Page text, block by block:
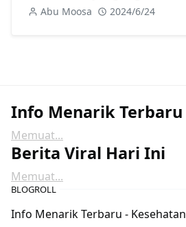
Abu Moosa 2024/6/24
Info Menarik Terbaru
Memuat...
Berita Viral Hari Ini
Memuat...
BLOGROLL
Info Menarik Terbaru - Kesehatan